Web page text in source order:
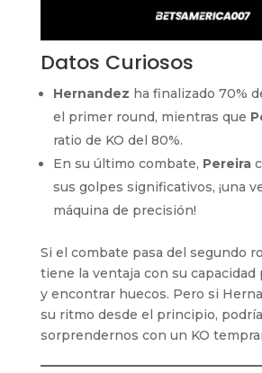
Datos Curiosos
Hernandez ha finalizado 70%
el primer round, mientras que
ratio de KO del 80%.
En su último combate, Pereira
sus golpes significativos, ¡una
máquina de precisión!
Si el combate pasa del segundo
tiene la ventaja con su capacidad
y encontrar huecos. Pero si
su ritmo desde el principio, podría
sorprendernos con un KO